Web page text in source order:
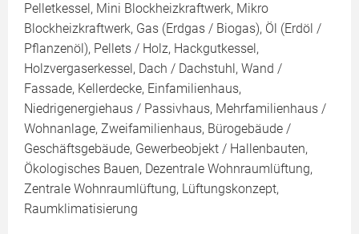
Pelletkessel, Mini Blockheizkraftwerk, Mikro
Blockheizkraftwerk, Gas (Erdgas / Biogas), Öl (Erdöl /
Pflanzenöl), Pellets / Holz, Hackgutkessel,
Holzvergaserkessel, Dach / Dachstuhl, Wand /
Fassade, Kellerdecke, Einfamilienhaus,
Niedrigenergiehaus / Passivhaus, Mehrfamilienhaus /
Wohnanlage, Zweifamilienhaus, Bürogebäude /
Geschäftsgebäude, Gewerbeobjekt / Hallenbauten,
Ökologisches Bauen, Dezentrale Wohnraumlüftung,
Zentrale Wohnraumlüftung, Lüftungskonzept,
Raumklimatisierung